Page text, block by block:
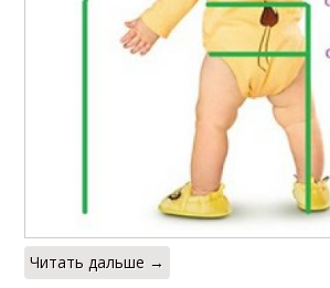
Читать дальше →